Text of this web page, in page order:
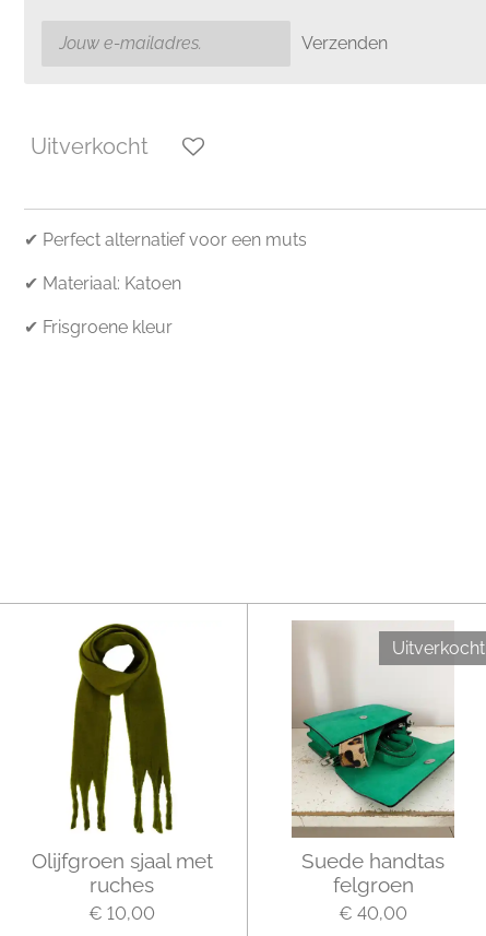
Verzenden
Uitverkocht
✔ Perfect alternatief voor een muts
✔ Materiaal: Katoen
✔ Frisgroene kleur
Olijfgroen sjaal met
ruches
€ 10,00
Uitverkocht
Suede handtas
felgroen
€ 40,00